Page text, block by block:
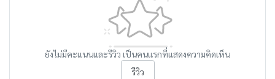
ยังไม่มีคะแนนและรีวิว เป็นคนแรกที่แสดงความคิดเห็น
รีวิว